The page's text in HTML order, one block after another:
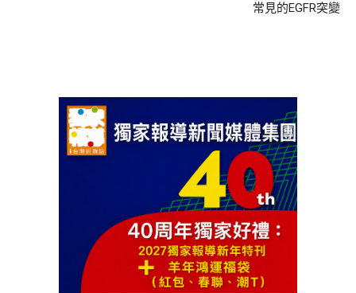
常見的EGFR突變